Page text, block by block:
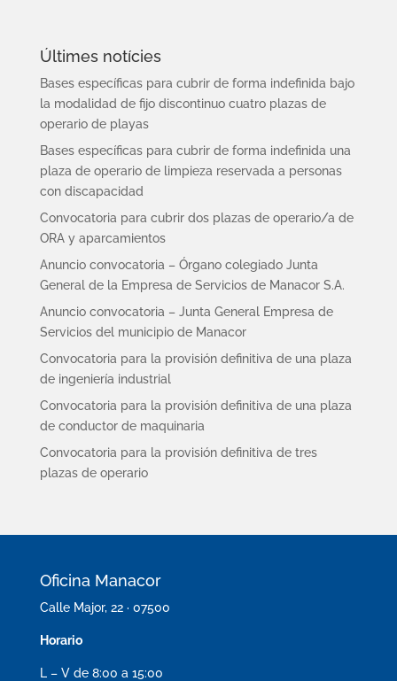
Últimes notícies
Bases específicas para cubrir de forma indefinida bajo
la modalidad de fijo discontinuo cuatro plazas de
operario de playas
Bases específicas para cubrir de forma indefinida una
plaza de operario de limpieza reservada a personas
con discapacidad
Convocatoria para cubrir dos plazas de operario/a de
ORA y aparcamientos
Anuncio convocatoria – Órgano colegiado Junta
General de la Empresa de Servicios de Manacor S.A.
Anuncio convocatoria – Junta General Empresa de
Servicios del municipio de Manacor
Convocatoria para la provisión definitiva de una plaza
de ingeniería industrial
Convocatoria para la provisión definitiva de una plaza
de conductor de maquinaria
Convocatoria para la provisión definitiva de tres
plazas de operario
Oficina Manacor
Calle Major, 22 · 07500
Horario
L – V de 8:00 a 15:00